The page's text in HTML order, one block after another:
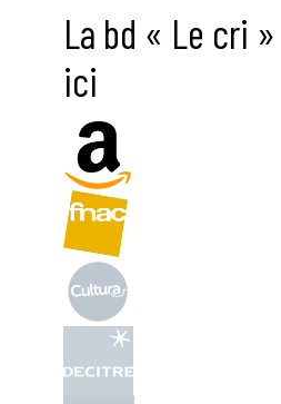
La bd « Le cri
ici